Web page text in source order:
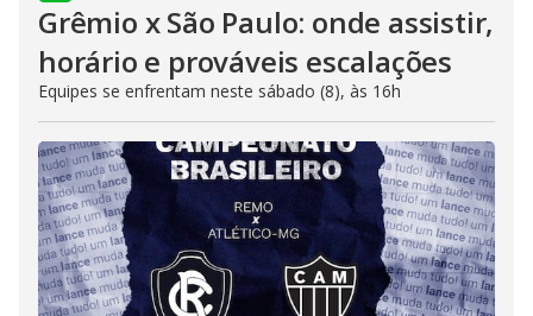
Grêmio x São Paulo: onde assistir,
horário e prováveis escalações
Equipes se enfrentam neste sábado (8), às 16h